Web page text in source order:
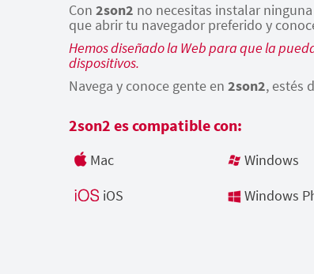
Con 2son2 no necesitas instalar
que abrir tu navegador preferido y
Hemos diseñado la Web para que la
dispositivos.
Navega y conoce gente en 2son2, estés
2son2 es compatible con:
Mac Windows
iOS
Windows